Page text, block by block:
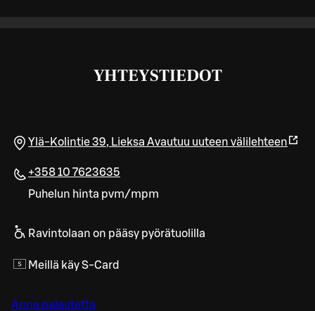
YHTEYSTIEDOT
Ylä-Kolintie 39, Lieksa Avautuu uuteen välilehteen
+358 10 7623635
Puhelun hinta pvm/mpm
Ravintolaan on pääsy pyörätuolilla
Meillä käy S-Card
Anna palautetta